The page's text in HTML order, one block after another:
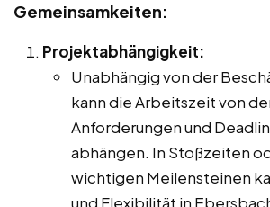
Gemeinsamkeiten:
Projektabhängigkeit:
Unabhängig von der
kann die Arbeitszeit von
Anforderungen und
abhängen. In Stoßzeiten
wichtigen Meilensteinen
und Flexibilität in